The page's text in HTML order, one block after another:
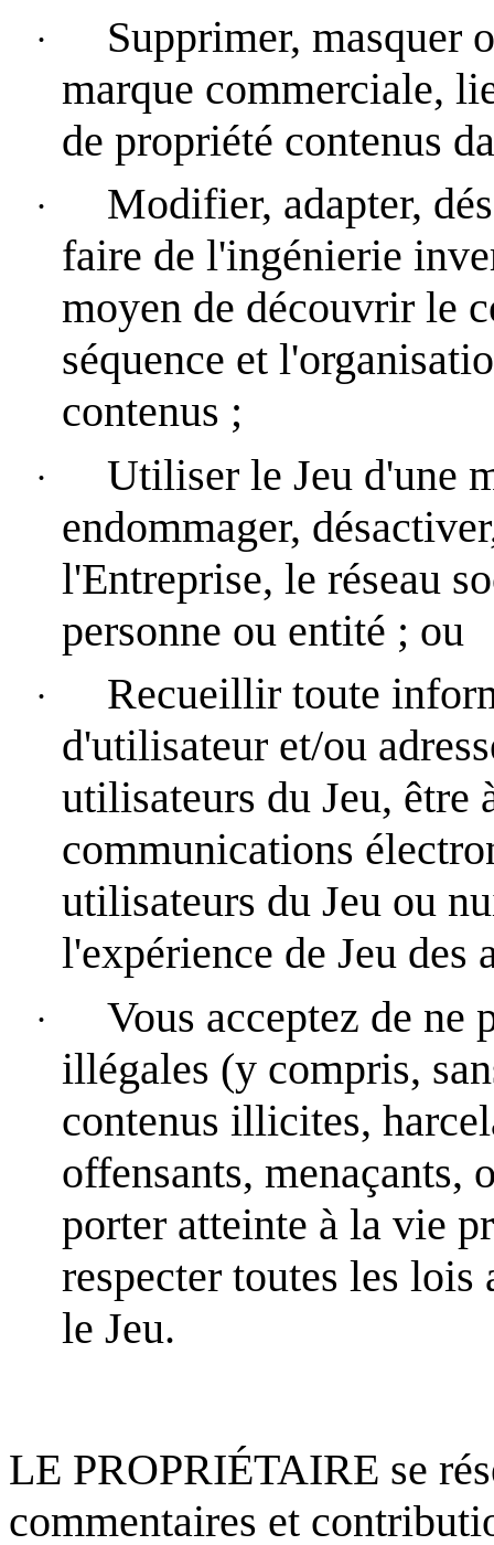
·
Supprimer, masquer
marque commerciale,
de propriété contenus
·
Modifier, adapter,
faire de l'ingénierie
moyen de découvrir le
séquence et
contenus ;
·
Utiliser le Jeu d'une
endommager,
l'Entreprise, le réseau
personne ou entité ; ou
·
Recueillir toute
d'utilisateur et/ou
utilisateurs du Jeu, être
communications
utilisateurs du Jeu ou
l'expérience de Jeu des
·
Vous acceptez de ne
illégales (y compris,
contenus illicites,
offensants, menaçants,
porter atteinte à la vie
respecter toutes les
le Jeu.
LE PROPRIÉTAIRE se
commentaires et